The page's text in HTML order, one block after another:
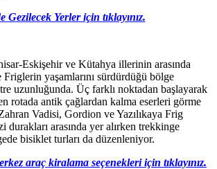
Gezilecek Yerler için tıklayınız.
Eskişehir ve Kütahya illerinin arasında
Friglerin yaşamlarını sürdürdüğü bölge
uzunluğunda. Üç farklı noktadan başlayarak
rotada antik çağlardan kalma eserleri görme
Vadisi, Gordion ve Yazılıkaya Frig
durakları arasında yer alırken trekkinge
bisiklet turları da düzenleniyor.
araç kiralama seçenekleri için tıklayınız.